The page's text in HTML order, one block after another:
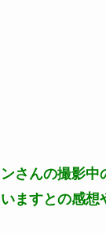
さんの撮影中
ますとの感想